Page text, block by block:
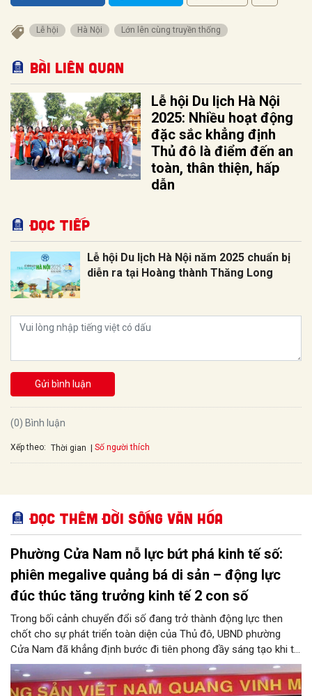
Lễ hội Hà Nội Lớn lên cùng truyền thống
Bài liên quan
Lễ hội Du lịch Hà Nội
2025: Nhiều hoạt động
đặc sắc khẳng định
Thủ đô là điểm đến an
toàn, thân thiện, hấp
dẫn
Đọc tiếp
Lễ hội Du lịch Hà Nội năm 2025 chuẩn bị
diễn ra tại Hoàng thành Thăng Long
Gửi bình luận
(0) Bình luận
Xếp theo: Thời gian Số người thích
Đọc thêm Đời sống văn hóa
Phường Cửa Nam nỗ lực bứt phá kinh tế số:
phiên megalive quảng bá di sản – động lực
đúc thúc tăng trưởng kinh tế 2 con số
Trong bối cảnh chuyển đổi số đang trở thành động lực then
chốt cho sự phát triển toàn diện của Thủ đô, UBND phường
Cửa Nam đã khẳng định bước đi tiên phong đầy sáng tạo khi tổ
chức phiên livestream đặc biệt với chủ đề: “MEGALIVE -
Phường Cửa Nam – Khám phá di sản, kết nối văn hóa”. Sự kiện